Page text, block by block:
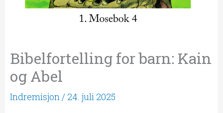
Bibelfortelling for barn: Kain
og Abel
Indremisjon/ 24. juli 2025